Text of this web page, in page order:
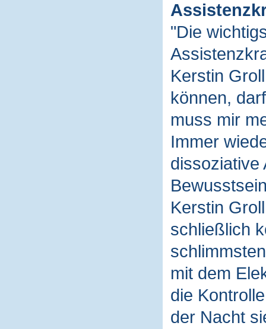
"Die
Kerstin
können,
muss mir
Immer
dissoziative
Kerstin
schließlich
mit dem
die
der Nacht